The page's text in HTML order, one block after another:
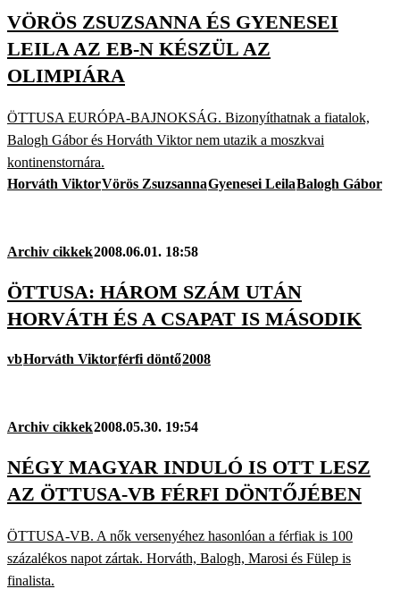
VÖRÖS ZSUZSANNA ÉS GYENESEI
LEILA AZ EB-N KÉSZÜL AZ
OLIMPIÁRA
ÖTTUSA EURÓPA-BAJNOKSÁG. Bizonyíthatnak a fiatalok,
Balogh Gábor és Horváth Viktor nem utazik a moszkvai
kontinenstornára.
Horváth ViktorVörös ZsuzsannaGyenesei LeilaBalogh Gábor
Archiv cikkek2008.06.01. 18:58
ÖTTUSA: HÁROM SZÁM UTÁN
HORVÁTH ÉS A CSAPAT IS MÁSODIK
vbHorváth Viktorférfi döntő2008
Archiv cikkek2008.05.30. 19:54
NÉGY MAGYAR INDULÓ IS OTT LESZ
AZ ÖTTUSA-VB FÉRFI DÖNTŐJÉBEN
ÖTTUSA-VB. A nők versenyéhez hasonlóan a férfiak is 100
százalékos napot zártak. Horváth, Balogh, Marosi és Fülep is
finalista.